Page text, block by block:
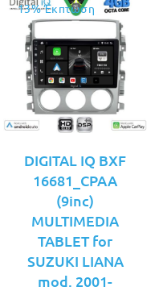
13% Έκπτωση
DIGITAL IQ BXF
16681_CPAA
(9inc)
MULTIMEDIA
TABLET for
SUZUKI LIANA
mod. 2001-